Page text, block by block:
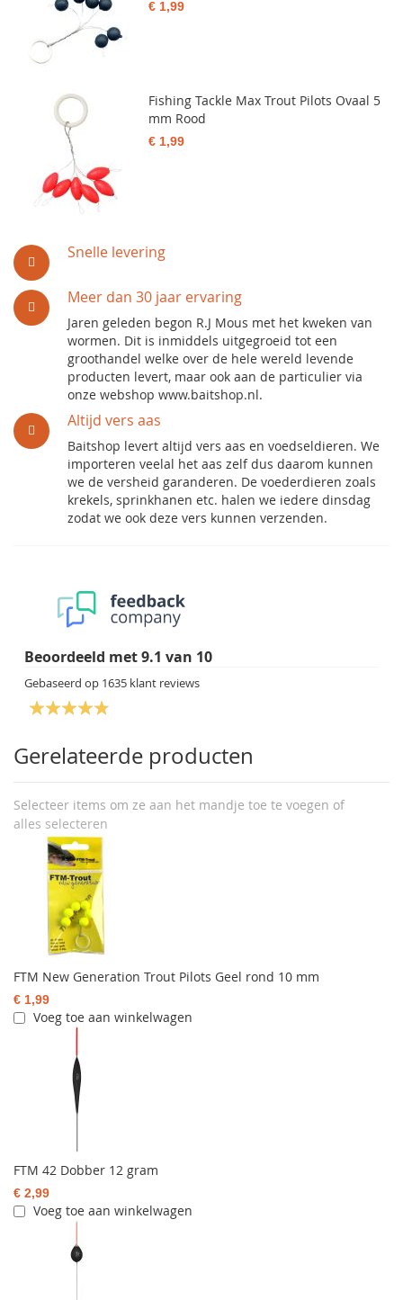
Snelle levering
Meer dan 30 jaar ervaring
Jaren geleden begon R.J Mous met het kweken van
wormen. Dit is inmiddels uitgegroeid tot een
groothandel welke over de hele wereld levende
producten levert, maar ook aan de particulier via
onze webshop www.baitshop.nl.
Altijd vers aas
Baitshop levert altijd vers aas en voedseldieren. We
importeren veelal het aas zelf dus daarom kunnen
we de versheid garanderen. De voederdieren zoals
krekels, sprinkhanen etc. halen we iedere dinsdag
zodat we ook deze vers kunnen verzenden.
Beoordeeld met9.1 van 10
Gebaseerd op 1635 klant reviews
Gerelateerde producten
Selecteer items om ze aan het mandje toe te voegen of
alles selecteren
FTM New Generation Trout Pilots Geel rond 10 mm
€ 1,99
Voeg toe aan winkelwagen
FTM 42 Dobber 12 gram
€ 2,99
Voeg toe aan winkelwagen
€ 1,99
Fishing Tackle Max Trout Pilots Ovaal 5
mm Rood
€ 1,99